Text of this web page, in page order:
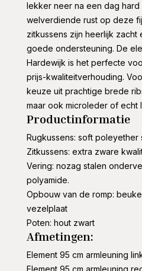
lekker neer na een dag
welverdiende rust op deze
zitkussens zijn heerlijk
goede ondersteuning. De
Hardewijk is het perfecte
prijs-kwaliteitverhouding.
keuze uit prachtige brede
maar ook microleder of echt
Productinformatie
Rugkussens: soft poleyether
Zitkussens: extra zware
Vering: nozag stalen
polyamide.
Opbouw van de romp:
vezelplaat
Poten: hout zwart
Afmetingen:
Element 95 cm armleuning